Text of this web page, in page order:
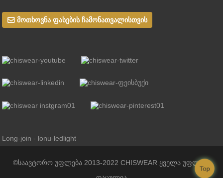
მოთხოვნა ფასების ჩამონათვალისთვის
Long-join - lonu-ledlight
©საავტორო უფლება 2013-2022 CHISWEAR ყველა უფლება
Top